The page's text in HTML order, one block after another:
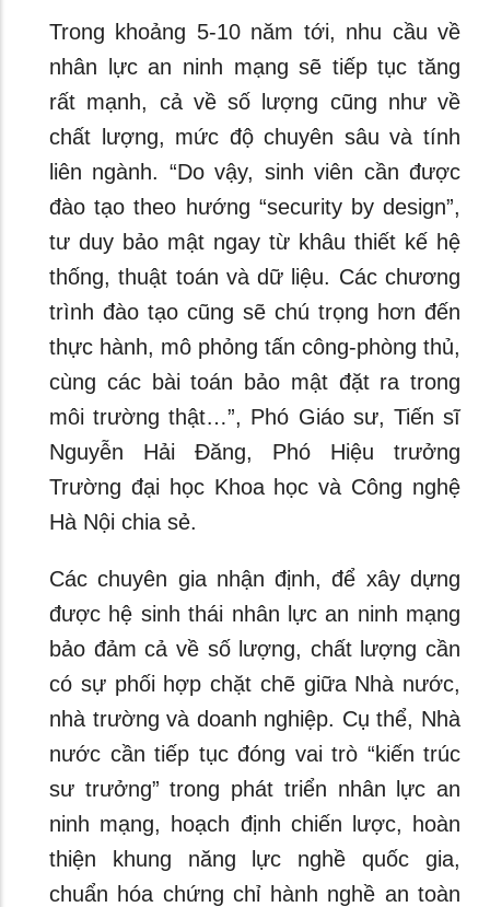
Trong khoảng 5-10 năm tới, nhu cầu về
nhân lực an ninh mạng sẽ tiếp tục tăng
rất mạnh, cả về số lượng cũng như về
chất lượng, mức độ chuyên sâu và tính
liên ngành. “Do vậy, sinh viên cần được
đào tạo theo hướng “security by design”,
tư duy bảo mật ngay từ khâu thiết kế hệ
thống, thuật toán và dữ liệu. Các chương
trình đào tạo cũng sẽ chú trọng hơn đến
thực hành, mô phỏng tấn công-phòng thủ,
cùng các bài toán bảo mật đặt ra trong
môi trường thật…”, Phó Giáo sư, Tiến sĩ
Nguyễn Hải Đăng, Phó Hiệu trưởng
Trường đại học Khoa học và Công nghệ
Hà Nội chia sẻ.
Các chuyên gia nhận định, để xây dựng
được hệ sinh thái nhân lực an ninh mạng
bảo đảm cả về số lượng, chất lượng cần
có sự phối hợp chặt chẽ giữa Nhà nước,
nhà trường và doanh nghiệp. Cụ thể, Nhà
nước cần tiếp tục đóng vai trò “kiến trúc
sư trưởng” trong phát triển nhân lực an
ninh mạng, hoạch định chiến lược, hoàn
thiện khung năng lực nghề quốc gia,
chuẩn hóa chứng chỉ hành nghề an toàn